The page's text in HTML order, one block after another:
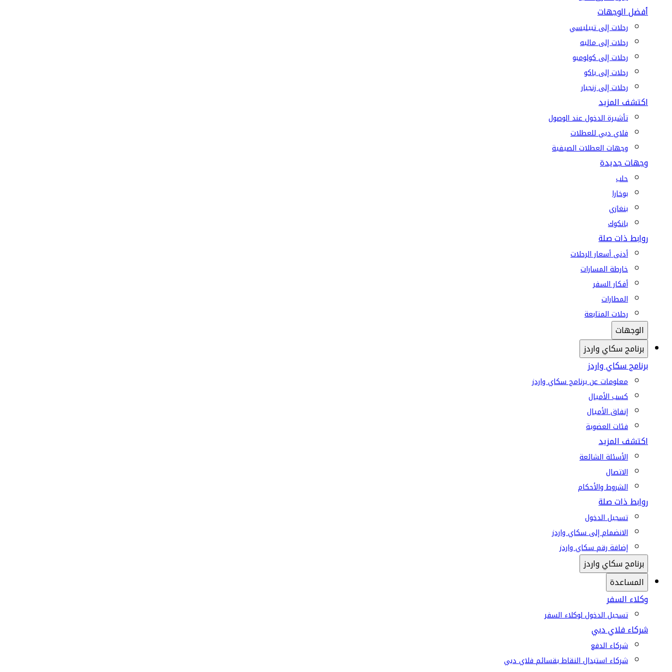
أفضل الوجهات
رحلات إلى تبيليسي
رحلات إلى ماليه
رحلات إلى كولومبو
رحلات إلى باكو
رحلات إلى زنجبار
اكتشف المزيد
تأشيرة الدخول عند الوصول
فلاي دبي للعطلات
وجهات العطلات الصيفية
وجهات جديدة
حلب
بوخارا
بنغازي
بانكوك
روابط ذات صلة
أدنى أسعار الرحلات
خارطة المسارات
أفكار السفر
المطارات
رحلات المتابعة
الوجهات
برنامج سكاي واردز
برنامج سكاي واردز
معلومات عن برنامج سكاي واردز
كسب الأميال
إنفاق الأميال
فئات العضوية
اكتشف المزيد
الأسئلة الشائعة
الاتصال
الشروط والأحكام
روابط ذات صلة
تسجيل الدخول
الانضمام إلى سكاي واردز
إضافة رقم سكاي واردز
برنامج سكاي واردز
المساعدة
وكلاء السفر
تسجيل الدخول لوكلاء السفر
شركاء فلاي دبي
شركاء الدفع
شركاء استبدال النقاط بقسائم فلاي دبي